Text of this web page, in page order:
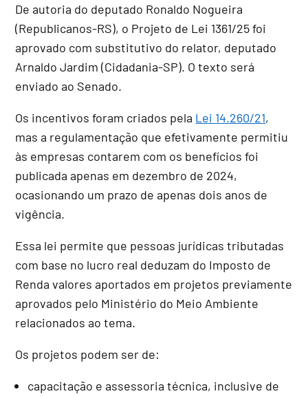
De autoria do deputado Ronaldo Nogueira
(Republicanos-RS), o Projeto de Lei 1361/25 foi
aprovado com substitutivo do relator, deputado
Arnaldo Jardim (Cidadania-SP). O texto será
enviado ao Senado.
Os incentivos foram criados pela Lei 14.260/21,
mas a regulamentação que efetivamente permitiu
às empresas contarem com os benefícios foi
publicada apenas em dezembro de 2024,
ocasionando um prazo de apenas dois anos de
vigência.
Essa lei permite que pessoas jurídicas tributadas
com base no lucro real deduzam do Imposto de
Renda valores aportados em projetos previamente
aprovados pelo Ministério do Meio Ambiente
relacionados ao tema.
Os projetos podem ser de:
capacitação e assessoria técnica, inclusive de